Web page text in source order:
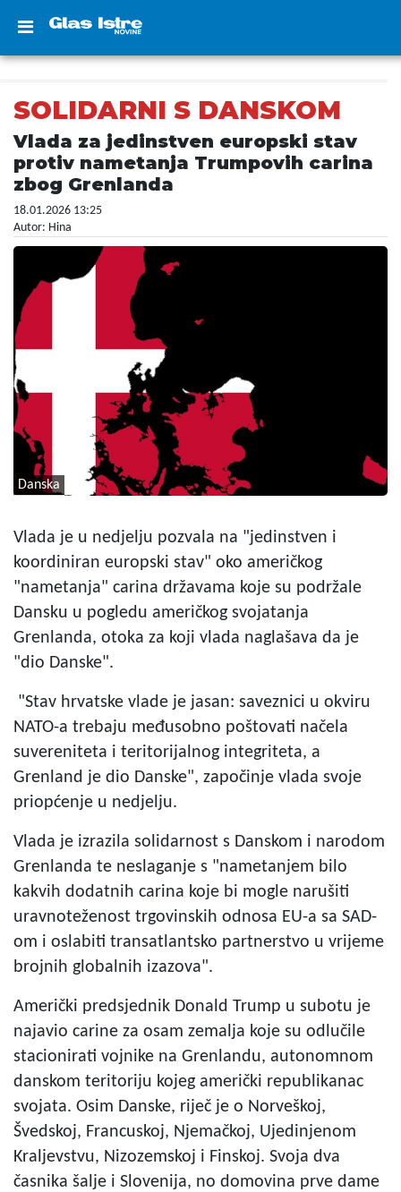
SOLIDARNI S DANSKOM
Vlada za jedinstven europski stav
protiv nametanja Trumpovih carina
zbog Grenlanda
18.01.2026 13:25
Autor: Hina
Danska
Vlada je u nedjelju pozvala na "jedinstven i
koordiniran europski stav" oko američkog
"nametanja" carina državama koje su podržale
Dansku u pogledu američkog svojatanja
Grenlanda, otoka za koji vlada naglašava da je
"dio Danske".
"Stav hrvatske vlade je jasan: saveznici u okviru
NATO-a trebaju međusobno poštovati načela
suvereniteta i teritorijalnog integriteta, a
Grenland je dio Danske", započinje vlada svoje
priopćenje u nedjelju.
Vlada je izrazila solidarnost s Danskom i narodom
Grenlanda te neslaganje s "nametanjem bilo
kakvih dodatnih carina koje bi mogle narušiti
uravnoteženost trgovinskih odnosa EU-a sa SAD-
om i oslabiti transatlantsko partnerstvo u vrijeme
brojnih globalnih izazova".
Američki predsjednik Donald Trump u subotu je
najavio carine za osam zemalja koje su odlučile
stacionirati vojnike na Grenlandu, autonomnom
danskom teritoriju kojeg američki republikanac
svojata. Osim Danske, riječ je o Norveškoj,
Švedskoj, Francuskoj, Njemačkoj, Ujedinjenom
Kraljevstvu, Nizozemskoj i Finskoj. Svoja dva
časnika šalje i Slovenija, no domovina prve dame